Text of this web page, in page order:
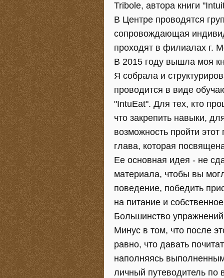
Tribole, автора книги
В Центре проводятся
сопровождающая
проходят в филиалах г.
В 2015 году вышла моя
Я собрала и
проводится в виде
"IntuEat". Для тех, кто
что закрепить навыки,
возможность пройти этот
глава, которая
Ее основная идея - не
материала, чтобы вы
поведение, победить
на питание и
Большинство
Минус в том, что после
равно, что давать
наполняясь
личный путеводитель по